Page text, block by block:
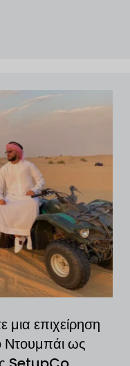
μια επιχείρηση
Ντουμπάι ως